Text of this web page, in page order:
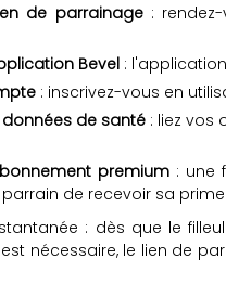
de parrainage: rendez-
Bevel :
: inscrivez-vous en
de santé : liez vos
premium : une
de recevoir sa prime.
: dès que le
nécessaire, le lien de